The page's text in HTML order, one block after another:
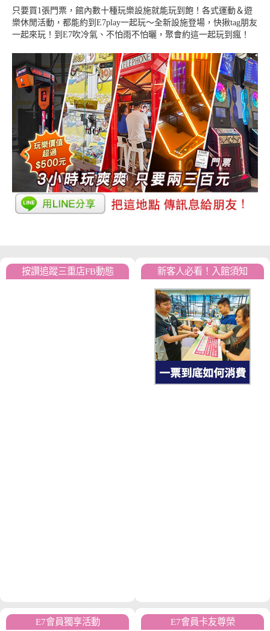
只要買1張門票，館內數十種玩樂設施就能玩到飽！各式運動＆遊
樂休閒活動，都能約到E7play一起玩～全新設施登場，快揪tag朋友
一起來玩！到E7吹冷氣、不怕雨不怕曬，聚會約這一起玩到瘋！
按讚追蹤三重店FB動態 新客人必看！入館須知
E7會員獨享活動 E7會員卡友尊榮